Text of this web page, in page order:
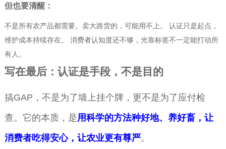
但也要清醒：
不是所有农产品都需要。卖大路货的，可能用不上。 认证只是起点，
维护成本持续存在。 消费者认知度还不够，光靠标签不一定能打动所
有人。
写在最后：认证是手段，不是目的
搞GAP，不是为了墙上挂个牌，更不是为了应付检
查。它的本质，是用科学的方法种好地、养好畜，让
消费者吃得安心，让农业更有尊严。